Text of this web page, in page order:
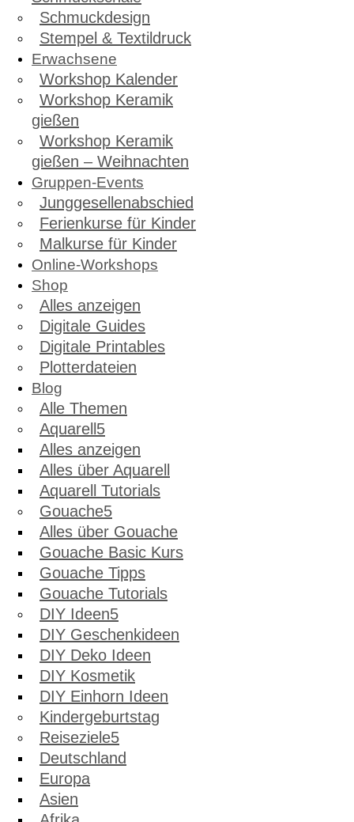
Schmuckdesign
Stempel & Textildruck
Erwachsene
Workshop Kalender
Workshop Keramik
gießen
Workshop Keramik
gießen – Weihnachten
Gruppen-Events
Junggesellenabschied
Ferienkurse für Kinder
Malkurse für Kinder
Online-Workshops
Shop
Alles anzeigen
Digitale Guides
Digitale Printables
Plotterdateien
Blog
Alle Themen
Aquarell
Alles anzeigen
Alles über Aquarell
Aquarell Tutorials
Gouache
Alles über Gouache
Gouache Basic Kurs
Gouache Tipps
Gouache Tutorials
DIY Ideen
DIY Geschenkideen
DIY Deko Ideen
DIY Kosmetik
DIY Einhorn Ideen
Kindergeburtstag
Reiseziele
Deutschland
Europa
Asien